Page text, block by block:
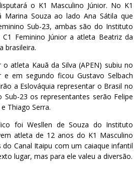
o K1 Masculino Júnior. No K1
Marina Souza ao lado Ana Sátila que
Sub-23, ambas são do Instituto
Feminino Júnior a atleta Beatriz da
brasileira.
o atleta Kauã da Silva (APEN) subiu no
em segundo ficou Gustavo Selbach
a Eslováquia representar o Brasil no
Sub-23 os representantes serão Felipe
Thiago Serra.
foi Wesllen de Souza do Instituto
atleta de 12 anos do K1 Masculino
Canal Itaipu com um caiaque infantil
lugar, mas para ele valeu a diversão.